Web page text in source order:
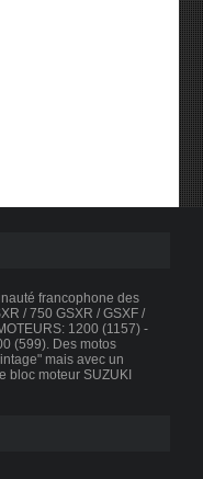
francophone des
/ 750 GSXR / GSXF /
1200 (1157) -
(599). Des motos
mais avec un
bloc moteur SUZUKI